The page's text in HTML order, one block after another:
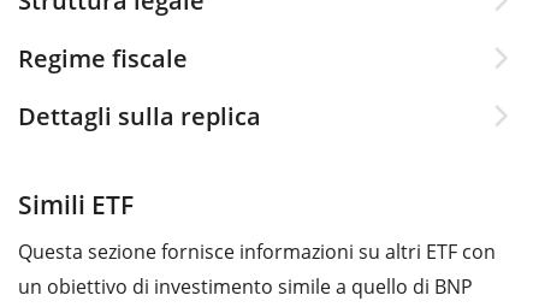
Regime fiscale
Dettagli sulla replica
Simili ETF
Questa sezione fornisce informazioni su altri ETF con
un obiettivo di investimento simile a quello di BNP